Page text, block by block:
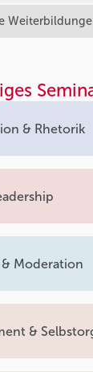
& Rhetorik
Moderation
&